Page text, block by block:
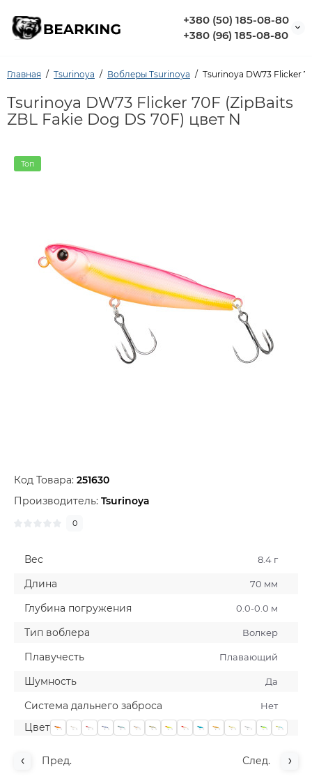
+380 (50) 185-08-80
+380 (96) 185-08-80
Главная Tsurinoya Воблеры Tsurinoya Tsurinoya DW73 Flicker
Tsurinoya DW73 Flicker 70F (ZipBaits
ZBL Fakie Dog DS 70F) цвет N
Топ
Код Товара: 251630
Производитель: Tsurinoya
0
Вес 8.4 г
Длина 70 мм
Глубина погружения 0.0-0.0 м
Тип воблера Волкер
Плавучесть Плавающий
Шумность Да
Система дальнего заброса Нет
Цвет
Пред. След.